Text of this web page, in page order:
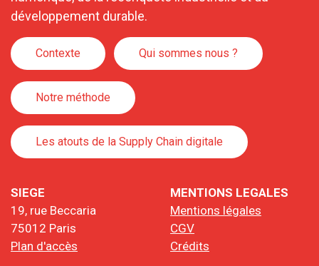
développement durable.
Contexte Qui sommes nous ?
Notre méthode
Les atouts de la Supply Chain digitale
SIEGE
19, rue Beccaria
75012 Paris
Plan d'accès
MENTIONS LEGALES
Mentions légales
CGV
Crédits